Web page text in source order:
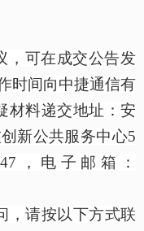
，可在成交公告发
时间向中捷通信有
材料递交地址：安
新公共服务中心5
，电子邮箱：
，请按以下方式联